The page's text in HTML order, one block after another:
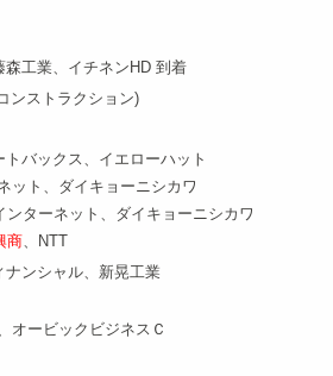
工業、イチネンHD 到着
ンストラクション)
バックス、イエローハット
ット、ダイキョーニシカワ
ターネット、ダイキョーニシカワ
商、NTT
ンシャル、新晃工業
オービックビジネスＣ